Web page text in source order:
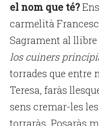
el nom que té?
carmelità
Sagrament al llibre
los cuiners
torrades que entre
Teresa, faràs
sens cremar-les
torraràs. Posaràs